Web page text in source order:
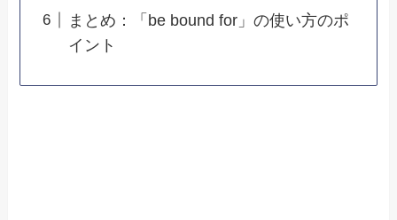
まとめ：「be bound for」の使い方のポ
イント